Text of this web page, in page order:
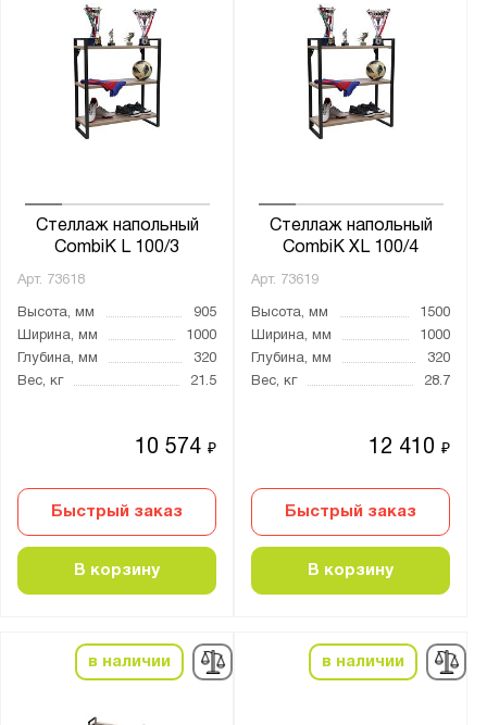
Стеллаж напольный
CombiK L 100/3
Арт. 73618
Высота, мм
905
Ширина, мм
1000
Глубина, мм
320
Вес, кг
21.5
10 574₽
Быстрый заказ
В корзину
Стеллаж напольный
CombiK XL 100/4
Арт. 73619
Высота, мм
1500
Ширина, мм
1000
Глубина, мм
320
Вес, кг
28.7
12 410₽
Быстрый заказ
В корзину
в наличии в наличии
Показать Сбросить